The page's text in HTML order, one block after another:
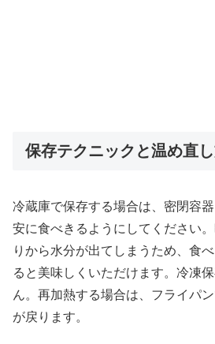
保存テクニックと温め直
冷蔵庫で保存する場合は、密閉容
安に食べきるようにしてください
りから水分が出てしまうため、食
ると美味しくいただけます。冷凍
ん。再加熱する場合は、フライパ
が戻ります。